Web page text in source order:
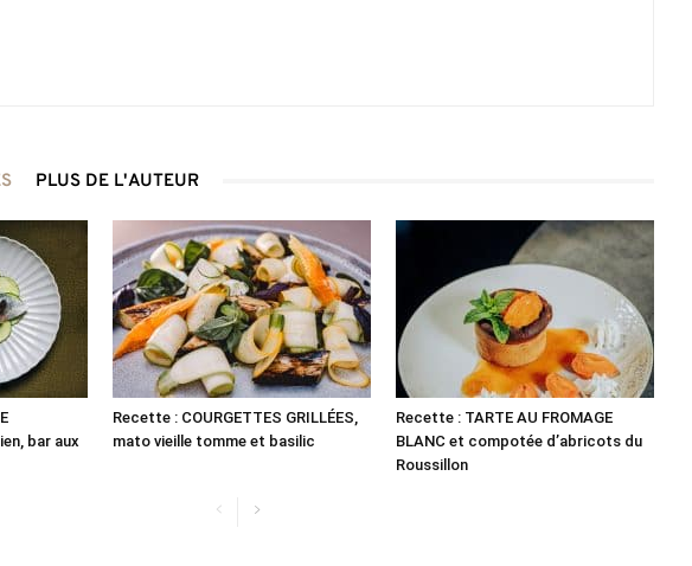
PLUS DE L'AUTEUR
bar aux
Recette : COURGETTES GRILLÉES,
mato vieille tomme et basilic
Recette : TARTE AU FROMAGE
BLANC et compotée d’abricots du
Roussillon